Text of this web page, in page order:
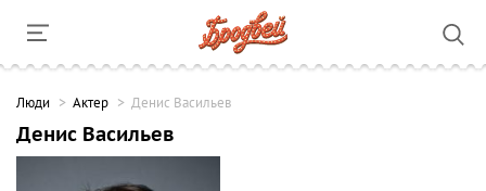
Люди Актер Денис Васильев
Денис Васильев